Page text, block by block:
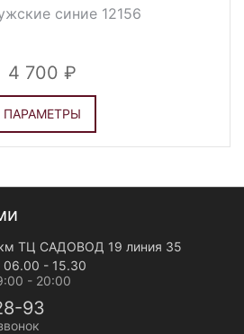
синие 12156
4 700
ПАРАМЕТРЫ
ТЦ САДОВОД 19 линия 35
06.00 - 15.30
- 20:00
93